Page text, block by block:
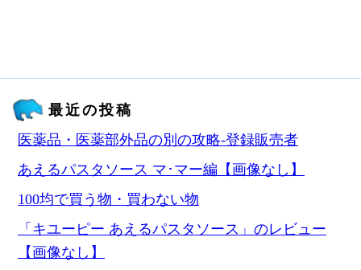
最近の投稿
医薬品・医薬部外品の別の攻略‐登録販売者
あえるパスタソース マ･マー編【画像なし】
100均で買う物・買わない物
「キユーピー あえるパスタソース」のレビュー
【画像なし】